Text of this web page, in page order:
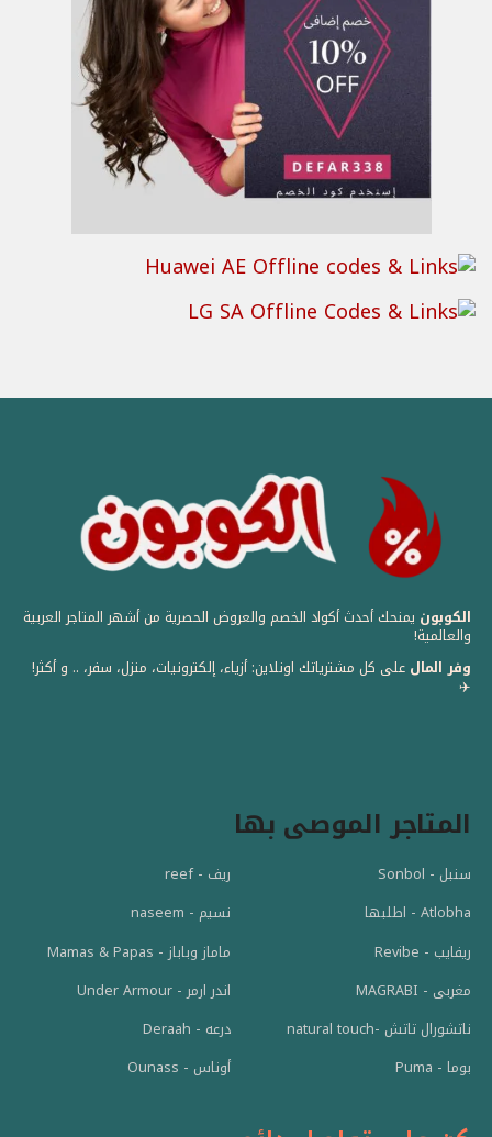
الكوبون يمنحك أحدث أكواد الخصم والعروض الحصرية من أشهر المتاجر العربية
والعالمية! ️
وفر المال على كل مشترياتك اونلاين: أزياء، إلكترونيات، منزل، سفر، .. و أكثر!
✈️
المتاجر الموصى بها
سنبل - Sonbol
ريف - reef
Atlobha - اطلبها
نسيم - naseem
ريفايب - Revibe
ماماز وباباز - Mamas & Papas
مغربى - MAGRABI
اندر ارمر - Under Armour
ناتشورال تاتش -natural touch
درعه - Deraah
بوما - Puma
أوناس - Ounass